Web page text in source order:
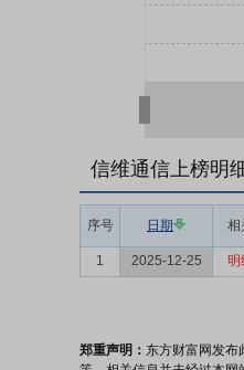
信维通信上榜明
序号 日期 相
1 2025-12-25 明
郑重声明： 东方财富网发布